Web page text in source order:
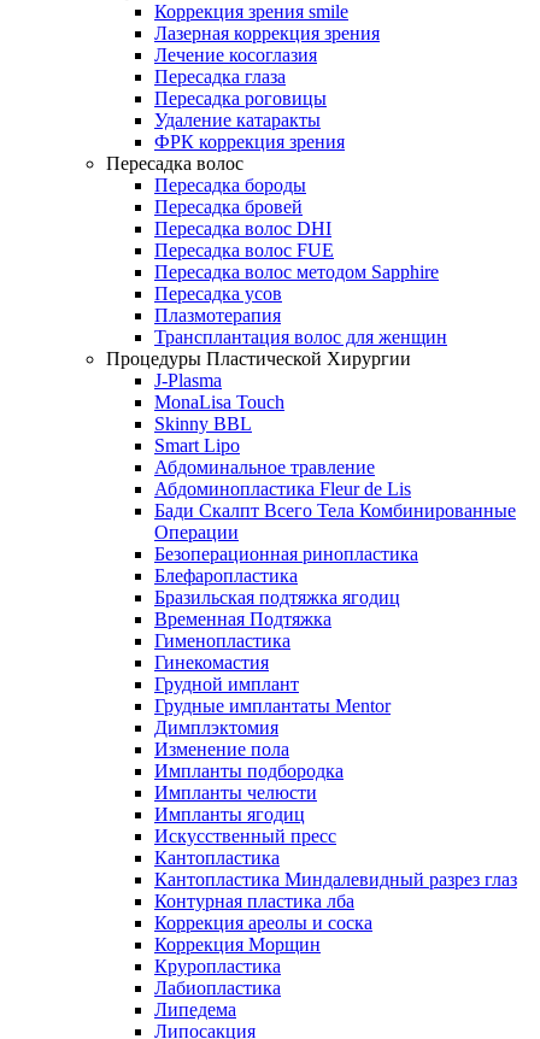
Коррекция зрения smile
Лазерная коррекция зрения
Лечение косоглазия
Пересадка глаза
Пересадка роговицы
Удаление катаракты
ФРК коррекция зрения
Пересадка волос
Пересадка бороды
Пересадка бровей
Пересадка волос DHI
Пересадка волос FUE
Пересадка волос методом Sapphire
Пересадка усов
Плазмотерапия
Трансплантация волос для женщин
Процедуры Пластической Хирургии
J-Plasma
MonaLisa Touch
Skinny BBL
Smart Lipo
Абдоминальное травление
Абдоминопластика Fleur de Lis
Бади Скалпт Всего Тела Комбинированные
Операции
Безоперационная ринопластика
Блефаропластика
Бразильская подтяжка ягодиц
Временная Подтяжка
Гименопластика
Гинекомастия
Грудной имплант
Грудные имплантаты Mentor
Димплэктомия
Изменение пола
Импланты подбородка
Импланты челюсти
Импланты ягодиц
Искусственный пресс
Кантопластика
Кантопластика Миндалевидный разрез глаз
Контурная пластика лба
Коррекция ареолы и соска
Коррекция Морщин
Круропластика
Лабиопластика
Липедема
Липосакция